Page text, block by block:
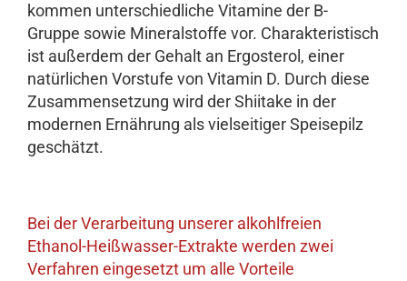
kommen unterschiedliche Vitamine der B-
Gruppe sowie Mineralstoffe vor. Charakteristisch
ist außerdem der Gehalt an Ergosterol, einer
natürlichen Vorstufe von Vitamin D. Durch diese
Zusammensetzung wird der Shiitake in der
modernen Ernährung als vielseitiger Speisepilz
geschätzt.
Bei der Verarbeitung unserer alkohlfreien
Ethanol-Heißwasser-Extrakte werden zwei
Verfahren eingesetzt um alle Vorteile